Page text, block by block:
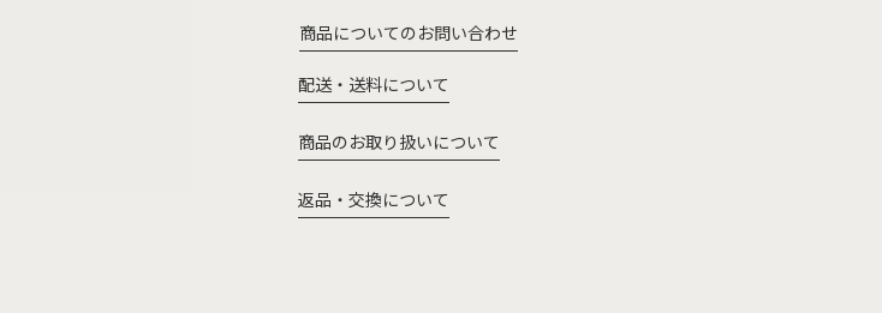
商品についてのお問い合わせ
配送・送料について
商品のお取り扱いについて
返品・交換について